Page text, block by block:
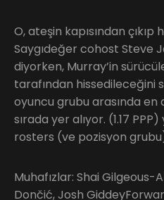
O, ateşin kapısından
Saygıdeğer cohost Steve
diyorken, Murray’in
tarafından hissedileceğini
oyuncu grubu arasında en
sırada yer alıyor. (1.17
rosters (ve pozisyon
Muhafızlar: Shai Gilgeous-
Dončić, Josh